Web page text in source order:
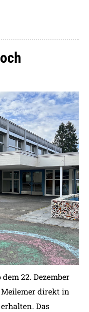
22. Dezember
direkt in
Das